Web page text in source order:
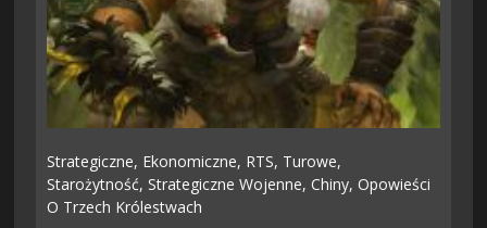
Strategiczne, Ekonomiczne, RTS, Turowe,
Starożytność,Strategiczne Wojenne,Chiny,Opowieści
O Trzech Królestwach